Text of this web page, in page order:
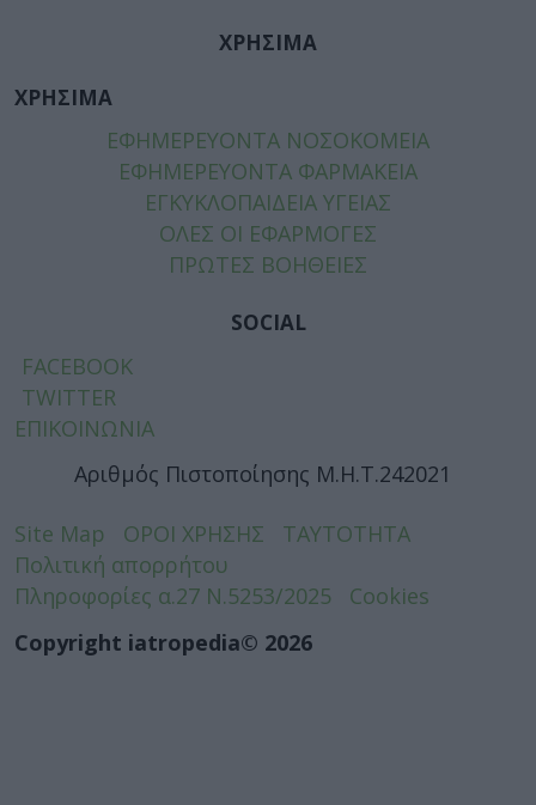
ΧΡΗΣΙΜΑ
ΧΡΗΣΙΜΑ
ΕΦΗΜΕΡΕΥΟΝΤΑ ΝΟΣΟΚΟΜΕΙΑ
ΕΦΗΜΕΡΕΥΟΝΤΑ ΦΑΡΜΑΚΕΙΑ
ΕΓΚΥΚΛΟΠΑΙΔΕΙΑ ΥΓΕΙΑΣ
ΟΛΕΣ ΟΙ ΕΦΑΡΜΟΓΕΣ
ΠΡΩΤΕΣ ΒΟΗΘΕΙΕΣ
SOCIAL
FACEBOOK
TWITTER
ΕΠΙΚΟΙΝΩΝΙΑ
Αριθμός Πιστοποίησης Μ.Η.Τ.242021
Site Map ΟΡΟΙ ΧΡΗΣΗΣ
ΤΑΥΤΟΤΗΤΑ
Πολιτική απορρήτου
Πληροφορίες α.27 Ν.5253/2025
Cookies
Copyright iatropedia© 2026